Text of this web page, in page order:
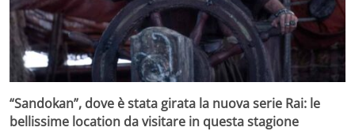
“Sandokan”, dove è stata girata la nuova serie Rai: le
bellissime location da visitare in questa stagione